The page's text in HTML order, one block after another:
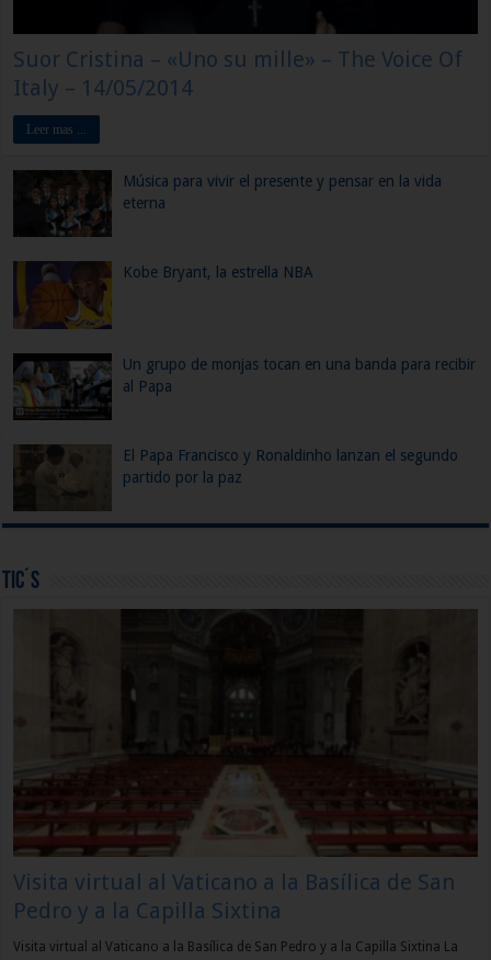
Suor Cristina – «Uno su mille» – The Voice Of
Italy – 14/05/2014
Leer mas ...
Música para vivir el presente y pensar en la vida
eterna
Kobe Bryant, la estrella NBA
Un grupo de monjas tocan en una banda para recibir
al Papa
El Papa Francisco y Ronaldinho lanzan el segundo
partido por la paz
Tic´s
Visita virtual al Vaticano a la Basílica de San
Pedro y a la Capilla Sixtina
Visita virtual al Vaticano a la Basílica de San Pedro y a la Capilla Sixtina La